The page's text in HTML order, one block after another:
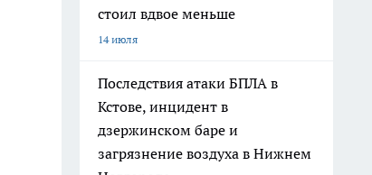
стоил вдвое меньше
14 июля
Последствия атаки БПЛА в
Кстове, инцидент в
дзержинском баре и
загрязнение воздуха в Нижнем